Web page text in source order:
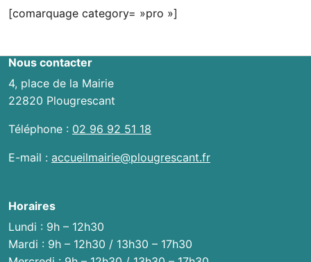
[comarquage category= »pro »]
Nous contacter
4, place de la Mairie
22820 Plougrescant
Téléphone : 02 96 92 51 18
E-mail : accueilmairie@plougrescant.fr
Horaires
Lundi : 9h – 12h30
Mardi : 9h – 12h30 / 13h30 – 17h30